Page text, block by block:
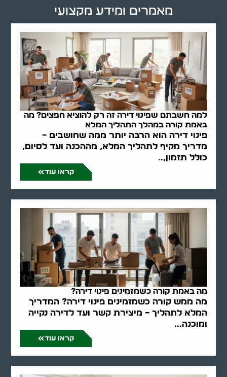
למה חשבתם שפינוי דירה זה רק להוציא חפצים? מה
באמת קורה במהלך התהליך המלא
פינוי דירה הוא הרבה יותר ממה שחושבים –
מדריך מקיף לתהליך המלא, מההכנה ועד לסיום,
כולל תזמון,..
קראו עוד
מה באמת קורה כשמזמינים פינוי דירה?
מה ממש קורה כשמזמינים פינוי דירה? המדריך
המלא לתהליך – מיצירת קשר ועד לדירה נקייה
ומוכנה...
קראו עוד
מאמרים ומידע מקצועי